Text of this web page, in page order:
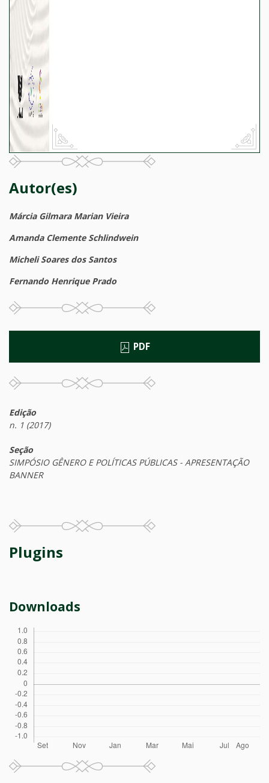
Autor(es)
Márcia Gilmara Marian Vieira
Amanda Clemente Schlindwein
Micheli Soares dos Santos
Fernando Henrique Prado
PDF
Edição
n. 1 (2017)
Seção
SIMPÓSIO GÊNERO E POLÍTICAS PÚBLICAS - APRESENTAÇÃO
BANNER
Plugins
Downloads